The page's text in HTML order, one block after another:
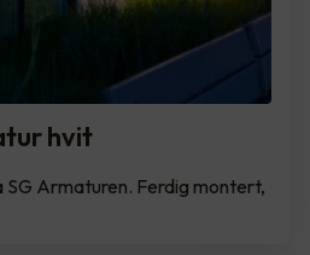
hvit
Armaturen. Ferdig montert,